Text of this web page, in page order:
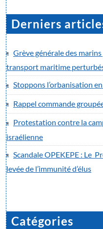
Derniers
Grève générale des
transport maritime
Stoppons l’orbanisation
Rappel commande
Protestation contre la
israélienne
Scandale OPEKEPE : Le
levée de l’immunité d’élus
Catégories